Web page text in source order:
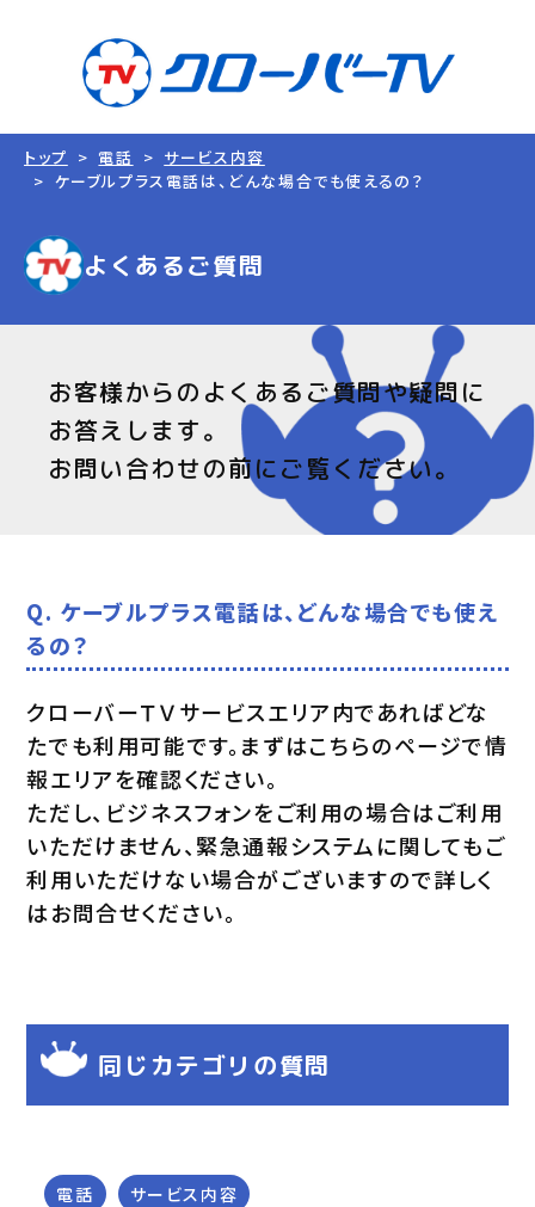
トップ 電話
サービス内容
ケーブルプラス電話は、どんな場合でも使えるの？
よくあるご質問
お客様からのよくあるご質問や疑問に
お答えします。
お問い合わせの前にご覧ください。
Q. ケーブルプラス電話は、どんな場合でも使え
るの？
クローバーＴＶサービスエリア内であればどな
たでも利用可能です。まずはこちらのページで情
報エリアを確認ください。
ただし、ビジネスフォンをご利用の場合はご利用
いただけません、緊急通報システムに関してもご
利用いただけない場合がございますので詳しく
はお問合せください。
同じカテゴリの質問
電話 サービス内容